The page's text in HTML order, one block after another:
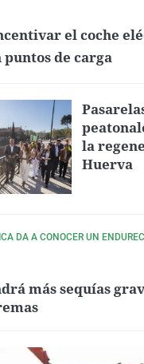
el coche
de carga
la
Huerva
DA A CONOCER UN
más sequías